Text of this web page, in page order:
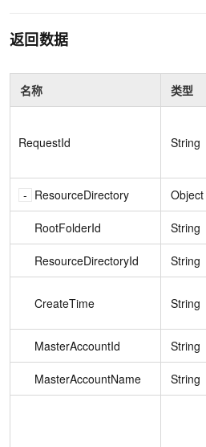
返回数据
名称 类型
RequestId String
ResourceDirectory Object
RootFolderId String
ResourceDirectoryId String
CreateTime String
MasterAccountId String
MasterAccountName String
大模型解决方案
快速部署 Dify，高效搭建 AI 应用